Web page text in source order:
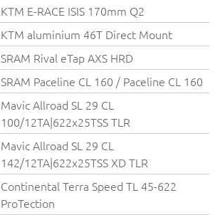
KTM E-RACE ISIS 170mm Q2
KTM aluminium 46T Direct Mount
SRAM Rival eTap AXS HRD
SRAM Paceline CL 160 / Paceline CL 160
Mavic Allroad SL 29 CL
100/12TA|622x25TSS TLR
Mavic Allroad SL 29 CL
142/12TA|622x25TSS XD TLR
Continental Terra Speed TL 45-622
ProTection